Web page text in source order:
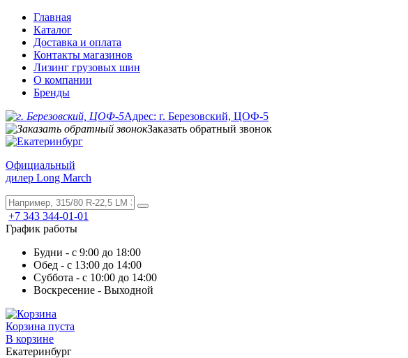
Главная
Каталог
Доставка и оплата
Контакты магазинов
Лизинг грузовых шин
О компании
Бренды
Адрес: г. Березовский, ЦОФ-5
Заказать обратный звонок
Официальный
дилер Long March
+7 343 344-01-01
График работы
Будни - с 9:00 до 18:00
Обед - с 13:00 до 14:00
Суббота - с 10:00 до 14:00
Воскресение - Выходной
Корзина пуста
В корзине
Екатеринбург